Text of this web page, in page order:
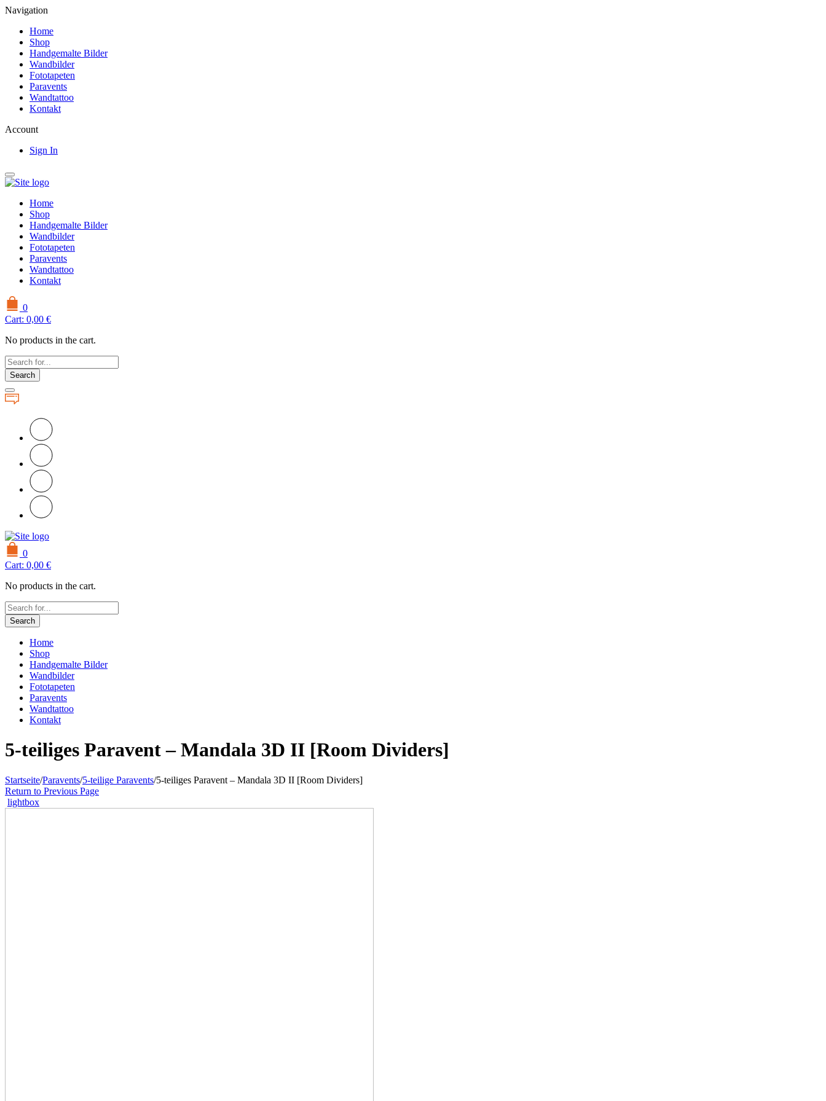
Navigation
Home
Shop
Handgemalte Bilder
Wandbilder
Fototapeten
Paravents
Wandtattoo
Kontakt
Account
Sign In
Home
Shop
Handgemalte Bilder
Wandbilder
Fototapeten
Paravents
Wandtattoo
Kontakt
0
Cart: 0,00 €
No products in the cart.
Search
0
Cart: 0,00 €
No products in the cart.
Search
Home
Shop
Handgemalte Bilder
Wandbilder
Fototapeten
Paravents
Wandtattoo
Kontakt
5-teiliges Paravent – Mandala 3D II [Room Dividers]
Startseite/Paravents/5-teilige Paravents/5-teiliges Paravent – Mandala 3D II [Room Dividers]
Return to Previous Page
lightbox